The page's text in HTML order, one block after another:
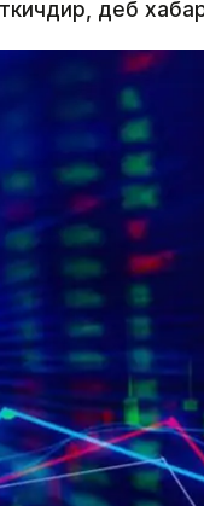
деб